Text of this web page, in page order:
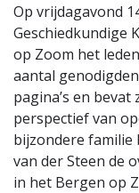
Op vrijdagavond
Geschiedkundige
op Zoom het
aantal
pagina’s en bevat
perspectief van
bijzondere familie
van der Steen de
in het Bergen op